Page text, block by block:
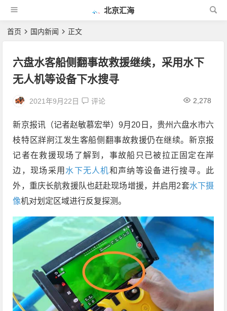
北京汇海
首页 国内新闻 正文
六盘水客船侧翻事故救援继续，采用水下
无人机等设备下水搜寻
2021年9月22日 评论 2,278
新京报讯（记者赵敏慕宏举）9月20日，贵州六盘水市六
枝特区牂牁江发生客船侧翻事故救援仍在继续。新京报
记者在救援现场了解到，事故船只已被拉正固定在岸
边，现场采用 水下无人机和声纳等设备进行搜寻。此
外，重庆长航救援队也赶赴现场增援，并启用2套水下摄
像机对划定区域进行反复探测。